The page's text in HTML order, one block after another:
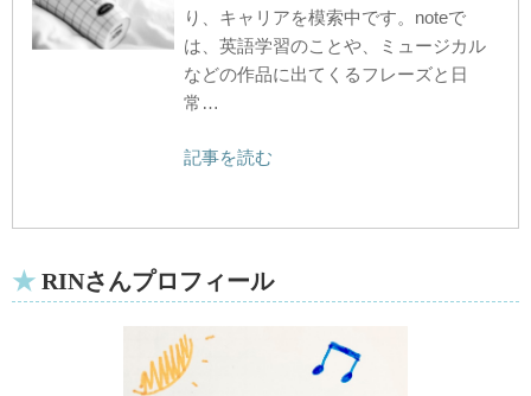
り、キャリアを模索中です。noteで
は、英語学習のことや、ミュージカル
などの作品に出てくるフレーズと日
常…
記事を読む
RINさんプロフィール